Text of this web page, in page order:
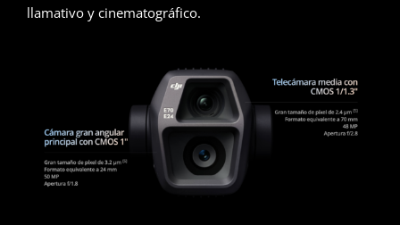
llamativo y cinematográfico.